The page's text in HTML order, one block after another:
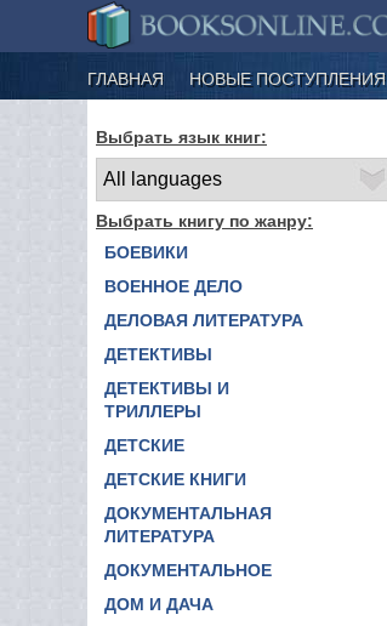
ГЛАВНАЯ НОВЫЕ ПОСТУПЛЕНИЯ
Выбрать язык книг:
Выбрать книгу по жанру:
БОЕВИКИ
ВОЕННОЕ ДЕЛО
ДЕЛОВАЯ ЛИТЕРАТУРА
ДЕТЕКТИВЫ
ДЕТЕКТИВЫ И
ТРИЛЛЕРЫ
ДЕТСКИЕ
ДЕТСКИЕ КНИГИ
ДОКУМЕНТАЛЬНАЯ
ЛИТЕРАТУРА
ДОКУМЕНТАЛЬНОЕ
ДОМ И ДАЧА